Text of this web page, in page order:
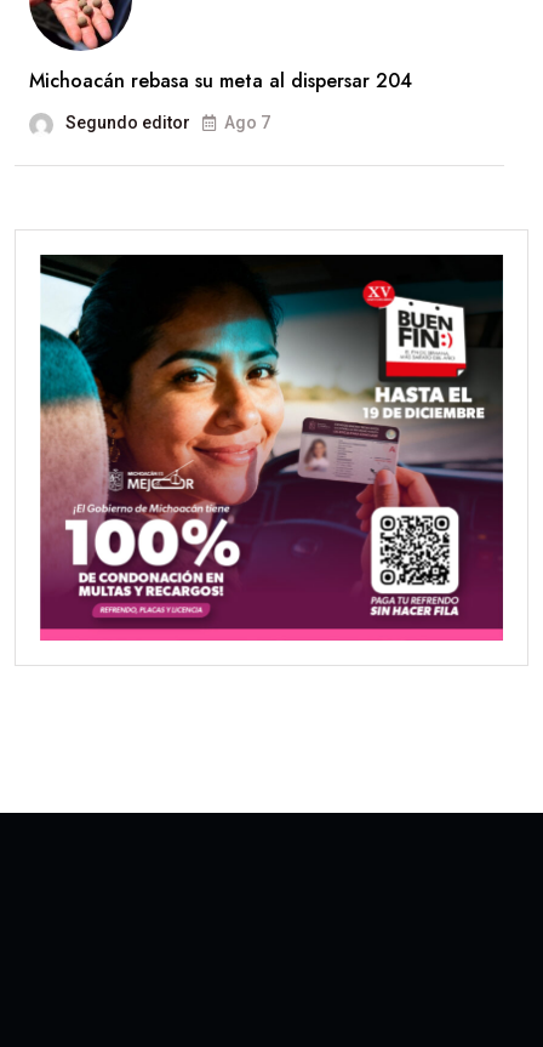
Michoacán rebasa su meta al dispersar 204
Segundo editor Ago 7